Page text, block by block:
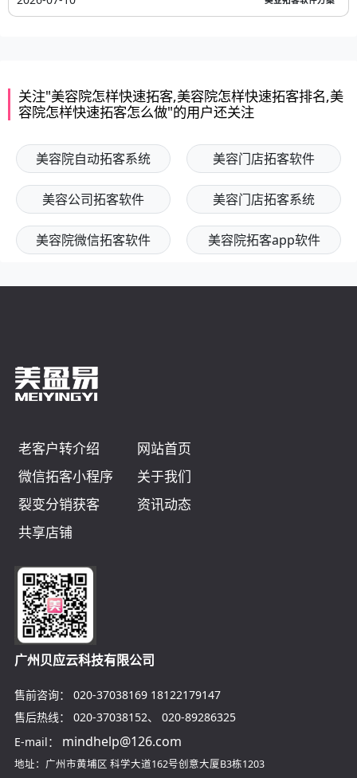
关注"美容院怎样快速拓客,美容院怎样快速拓客排名,美
容院怎样快速拓客怎么做"的用户还关注
美容院自动拓客系统 美容门店拓客软件
美容公司拓客软件 美容门店拓客系统
美容院微信拓客软件 美容院拓客app软件
老客户转介绍
网站首页
微信拓客小程序
关于我们
裂变分销获客
资讯动态
共享店铺
广州贝应云科技有限公司
售前咨询： 020-37038169 18122179147
售后热线：
020-37038152、 020-89286325
E-mail：
mindhelp@126.com
地址：广州市黄埔区 科学大道162号创意大厦B3栋1203